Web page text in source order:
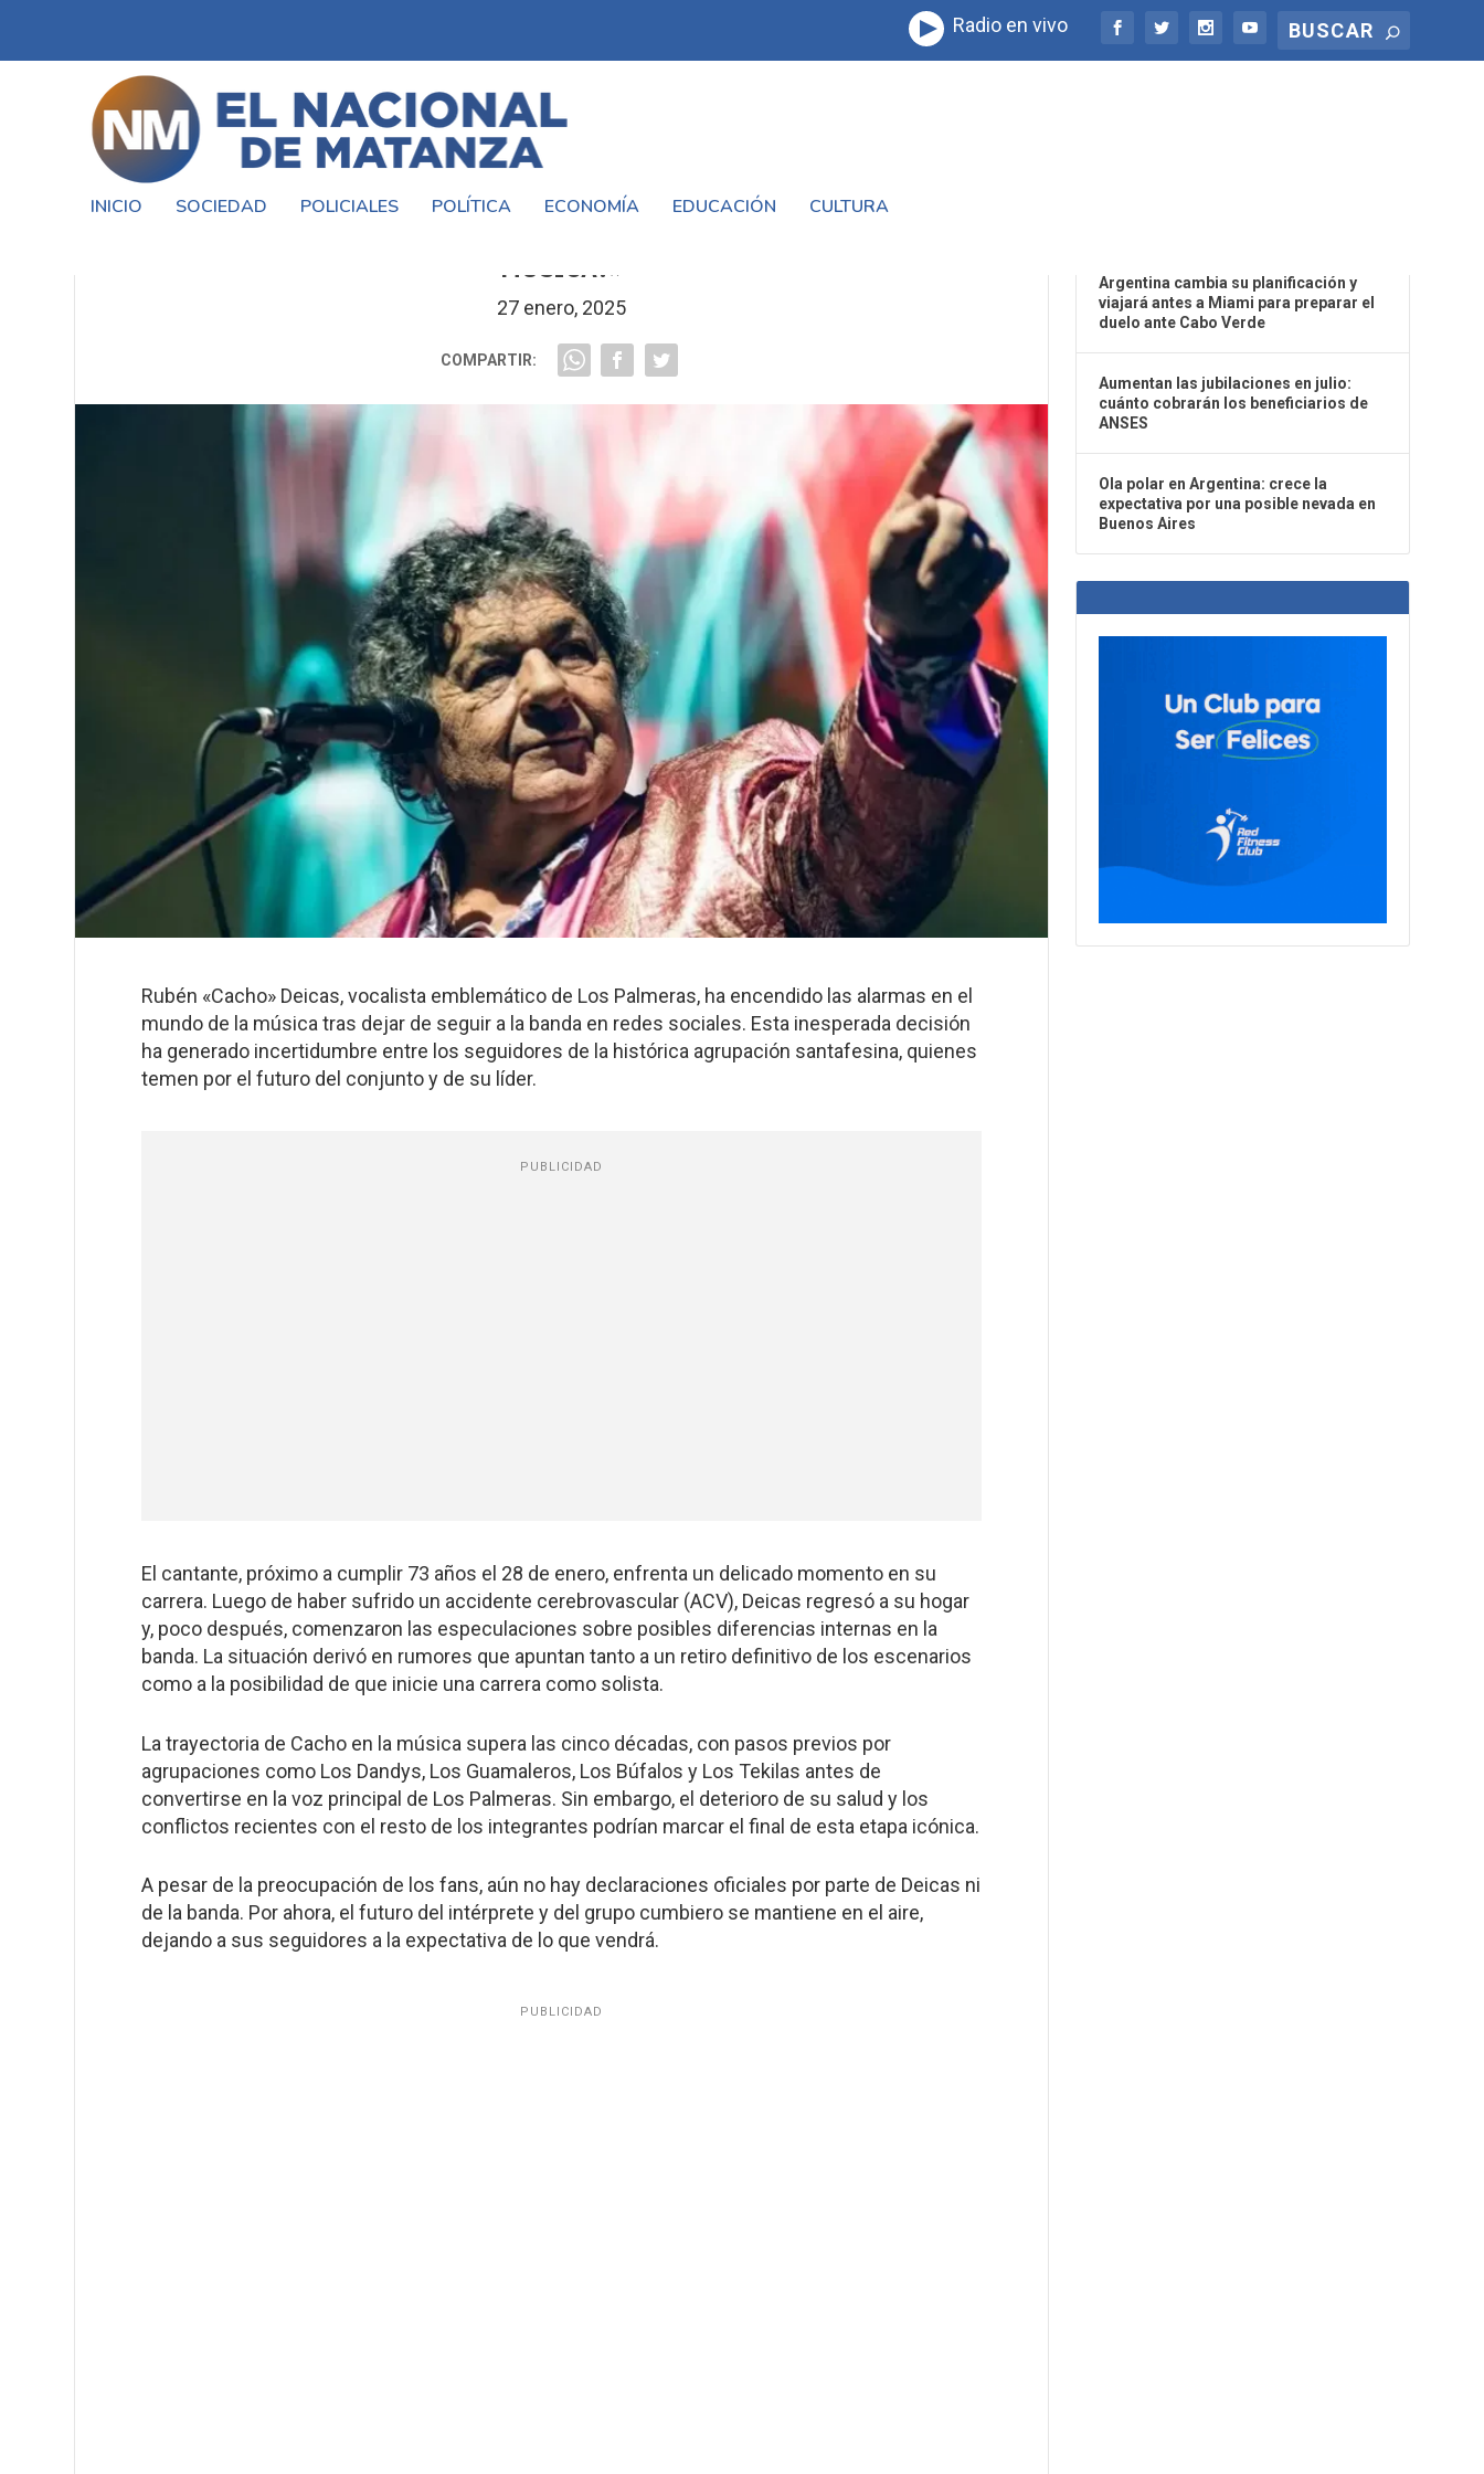
Radio en vivo
INICIO SOCIEDAD POLICIALES POLÍTICA ECONOMÍA EDUCACIÓN CULTURA
MÚSICA?»
27 enero, 2025
COMPARTIR:
Rubén «Cacho» Deicas, vocalista emblemático de Los Palmeras, ha encendido las alarmas en el
mundo de la música tras dejar de seguir a la banda en redes sociales. Esta inesperada decisión
ha generado incertidumbre entre los seguidores de la histórica agrupación santafesina, quienes
temen por el futuro del conjunto y de su líder.
PUBLICIDAD
El cantante, próximo a cumplir 73 años el 28 de enero, enfrenta un delicado momento en su
carrera. Luego de haber sufrido un accidente cerebrovascular (ACV), Deicas regresó a su hogar
y, poco después, comenzaron las especulaciones sobre posibles diferencias internas en la
banda. La situación derivó en rumores que apuntan tanto a un retiro definitivo de los escenarios
como a la posibilidad de que inicie una carrera como solista.
La trayectoria de Cacho en la música supera las cinco décadas, con pasos previos por
agrupaciones como Los Dandys, Los Guamaleros, Los Búfalos y Los Tekilas antes de
convertirse en la voz principal de Los Palmeras. Sin embargo, el deterioro de su salud y los
conflictos recientes con el resto de los integrantes podrían marcar el final de esta etapa icónica.
A pesar de la preocupación de los fans, aún no hay declaraciones oficiales por parte de Deicas ni
de la banda. Por ahora, el futuro del intérprete y del grupo cumbiero se mantiene en el aire,
dejando a sus seguidores a la expectativa de lo que vendrá.
PUBLICIDAD
Argentina cambia su planificación y
viajará antes a Miami para preparar el
duelo ante Cabo Verde
Aumentan las jubilaciones en julio:
cuánto cobrarán los beneficiarios de
ANSES
Ola polar en Argentina: crece la
expectativa por una posible nevada en
Buenos Aires